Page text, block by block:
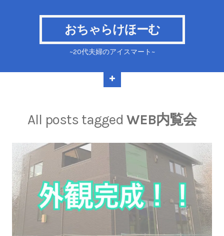
おちゃらけほーむ
~20代夫婦のアイスマート~
All posts tagged WEB内覧会